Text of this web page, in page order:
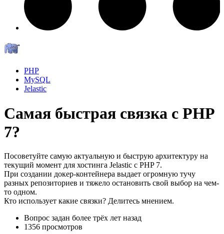
PHP
MySQL
Jelastic
Самая быстрая связка с PHP
7?
Посоветуйте самую актуальную и быструю архитектуру на
текущий момент для хостинга Jelastic с PHP 7.
При создании докер-контейнера выдает огромную тучу
разных репозиториев и тяжело остановить свой выбор на чем-
то одном.
Кто использует какие связки? Делитесь мнением.
Вопрос задан более трёх лет назад
1356 просмотров